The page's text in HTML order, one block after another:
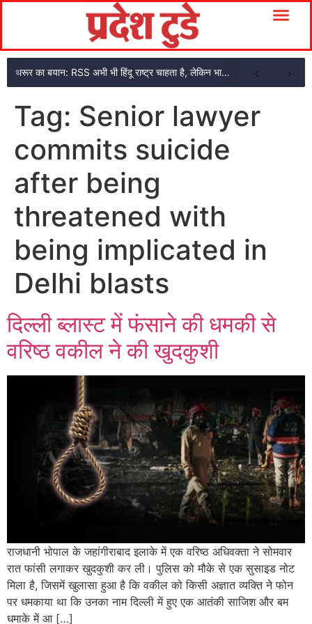
थरूर का बयान: RSS अभी भी हिंदू राष्ट्र चाहता है, लेकिन भागवत के शब्दों में नरमी दिखी
Tag: Senior lawyer
commits suicide
after being
threatened with
being implicated in
Delhi blasts
दिल्ली ब्लास्ट में फंसाने की धमकी से
वरिष्ठ वकील ने की खुदकुशी
राजधानी भोपाल के जहांगीराबाद इलाके में एक वरिष्ठ अधिवक्ता ने सोमवार
रात फांसी लगाकर खुदकुशी कर ली। पुलिस को मौके से एक सुसाइड नोट
मिला है, जिसमें खुलासा हुआ है कि वकील को किसी अज्ञात व्यक्ति ने फोन
पर धमकाया था कि उनका नाम दिल्ली में हुए एक आतंकी साजिश और बम
धमाके में आ […]